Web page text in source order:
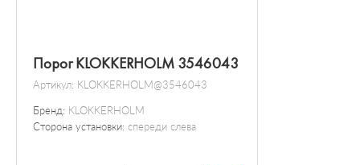
Порог KLOKKERHOLM 3546043
Артикул: KLOKKERHOLM@3546043
Бренд: KLOKKERHOLM
Сторона установки: спереди слева